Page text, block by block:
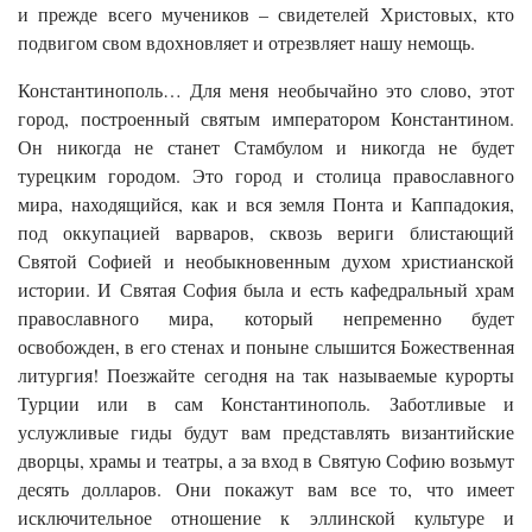
и прежде всего мучеников – свидетелей Христовых, кто
подвигом свом вдохновляет и отрезвляет нашу немощь.
Константинополь… Для меня необычайно это слово, этот
город, построенный святым императором Константином.
Он никогда не станет Стамбулом и никогда не будет
турецким городом. Это город и столица православного
мира, находящийся, как и вся земля Понта и Каппадокия,
под оккупацией варваров, сквозь вериги блистающий
Святой Софией и необыкновенным духом христианской
истории. И Святая София была и есть кафедральный храм
православного мира, который непременно будет
освобожден, в его стенах и поныне слышится Божественная
литургия! Поезжайте сегодня на так называемые курорты
Турции или в сам Константинополь. Заботливые и
услужливые гиды будут вам представлять византийские
дворцы, храмы и театры, а за вход в Святую Софию возьмут
десять долларов. Они покажут вам все то, что имеет
исключительное отношение к эллинской культуре и